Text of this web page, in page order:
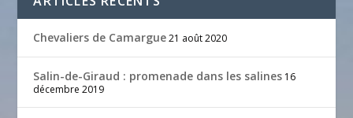
Chevaliers de Camargue 21 août 2020
Salin-de-Giraud : promenade dans les salines 16
décembre 2019